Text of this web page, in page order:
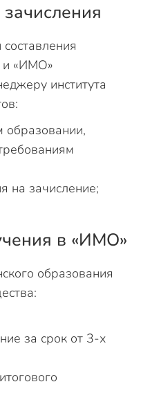
и «ИМО»
института
образовании,
на зачисление;
в «ИМО»
образования
за срок от 3-х